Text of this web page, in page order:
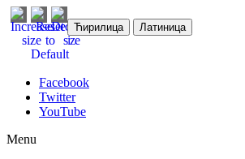
Ћирилица Латиница
Facebook
Twitter
YouTube
Menu